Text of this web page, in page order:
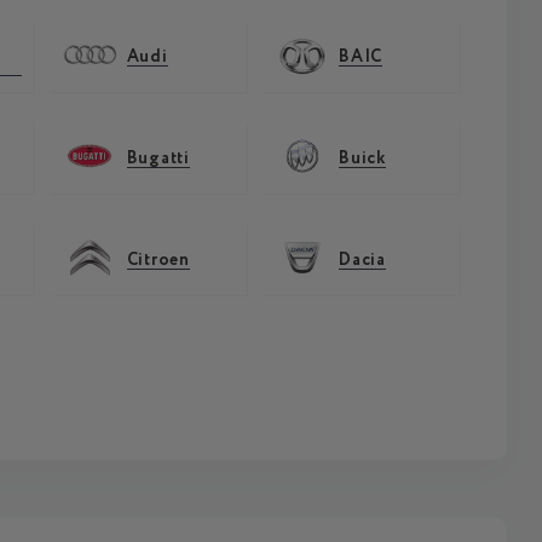
Audi BAIC
Bugatti Buick
Citroen Dacia